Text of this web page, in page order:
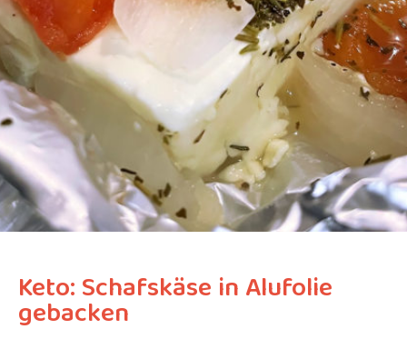
Keto: Schafskäse in Alufolie
gebacken